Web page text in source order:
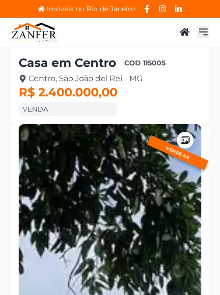
Imóveis no Rio de Janeiro
Casa em Centro COD115005
Centro, São João del Rei - MG
R$ 2.400.000,00
VENDA
VENDE-SE